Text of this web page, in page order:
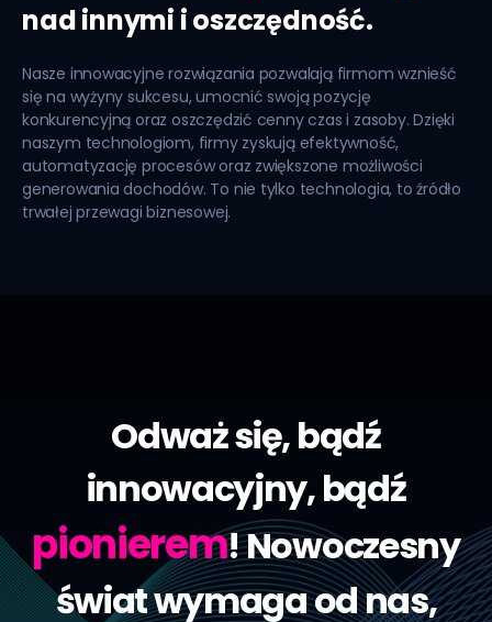
nad innymi i oszczędność.
Nasze innowacyjne rozwiązania pozwalają firmom wznieść
się na wyżyny sukcesu, umocnić swoją pozycję
konkurencyjną oraz oszczędzić cenny czas i zasoby. Dzięki
naszym technologiom, firmy zyskują efektywność,
automatyzację procesów oraz zwiększone możliwości
generowania dochodów. To nie tylko technologia, to źródło
trwałej przewagi biznesowej.
Odważ się, bądź
innowacyjny, bądź
pionierem! Nowoczesny
świat wymaga od nas,